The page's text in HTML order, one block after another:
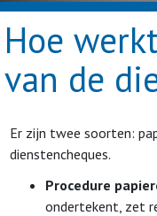
Hoe
van de
Er zijn twee soorten:
dienstencheques.
Procedure
ondertekent, zet